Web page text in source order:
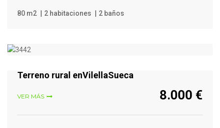
80 m2 2 habitaciones 2 baños
Terreno rural enVilellaSueca
VER MÁS 8.000 €